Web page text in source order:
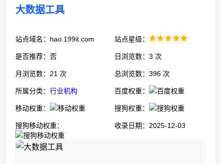
大数据工具
站点域名：hao.199it.com 站点星级：
是否推荐：否 日浏览数：3 次
月浏览数：21 次 总浏览数：396 次
所属分类： 行业机构 百度权重：
移动权重： 搜狗权重：
搜狗移动权重： 收录日期：2025-12-03